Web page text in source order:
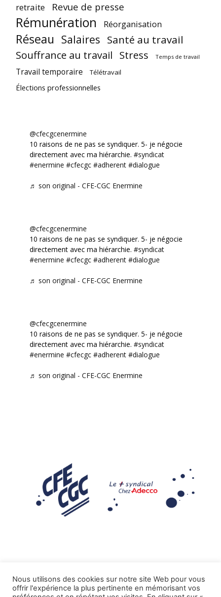
retraite Revue de presse
Rémunération Réorganisation
Réseau Salaires Santé au travail
Souffrance au travail Stress Temps de travail
Travail temporaire Télétravail
Élections professionnelles
@cfecgcenermine
10 raisons de ne pas se syndiquer. 5- je négocie
directement avec ma hiérarchie. #syndicat
#enermine #cfecgc #adherent #dialogue
♬ son original - CFE-CGC Enermine
@cfecgcenermine
10 raisons de ne pas se syndiquer. 5- je négocie
directement avec ma hiérarchie. #syndicat
#enermine #cfecgc #adherent #dialogue
♬ son original - CFE-CGC Enermine
@cfecgcenermine
10 raisons de ne pas se syndiquer. 5- je négocie
directement avec ma hiérarchie. #syndicat
#enermine #cfecgc #adherent #dialogue
♬ son original - CFE-CGC Enermine
Mentions légales
Nous utilisons des cookies sur notre site Web pour vous
offrir l'expérience la plus pertinente en mémorisant vos